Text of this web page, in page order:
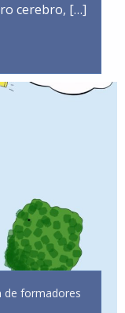
cerebro, […]
de formadores